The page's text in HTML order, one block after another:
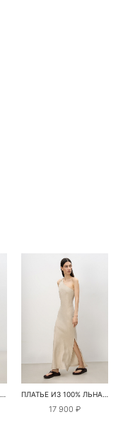
ПЛАТЬЕ-РУБАШКА С ПОЯСОМ ПЛАТЬЕ ИЗ 100% ЛЬНА С ПЕРЕКРУТОМ
17 900 ₽